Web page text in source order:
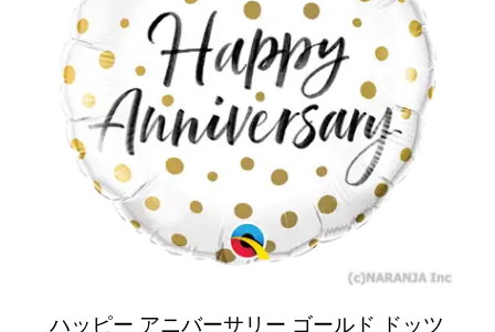
ハッピー アニバーサリー ゴールド ドッツ